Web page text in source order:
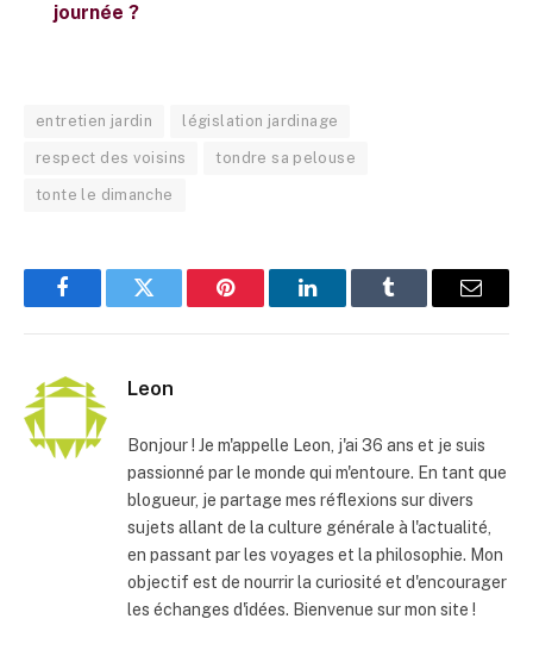
journée ?
entretien jardin législation jardinage
respect des voisins tondre sa pelouse
tonte le dimanche
FacebookTwitter Pinterest LinkedInTumblr
E-
Leon
Bonjour ! Je m'appelle Leon, j'ai 36 ans et je suis
passionné par le monde qui m'entoure. En tant que
blogueur, je partage mes réflexions sur divers
sujets allant de la culture générale à l'actualité,
en passant par les voyages et la philosophie. Mon
objectif est de nourrir la curiosité et d'encourager
les échanges d'idées. Bienvenue sur mon site !